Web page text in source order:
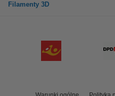
Filamenty 3D